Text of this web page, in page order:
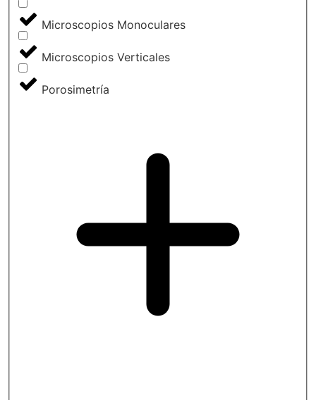
Microscopios Monoculares
Microscopios Verticales
Porosimetría